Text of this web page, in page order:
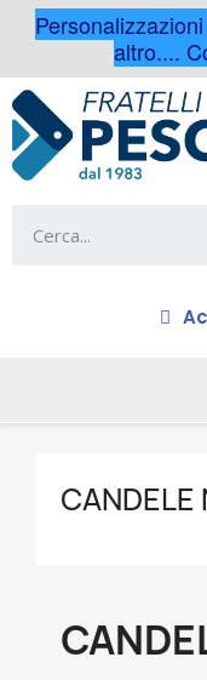
altro....
CANDELE